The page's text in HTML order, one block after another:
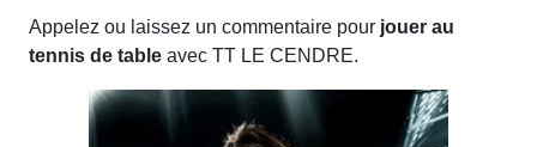
Appelez ou laissez un commentaire pour jouer au
tennis de table avec TT LE CENDRE.